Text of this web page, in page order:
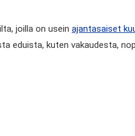
joilla on usein ajantasaiset
eduista, kuten vakaudesta,